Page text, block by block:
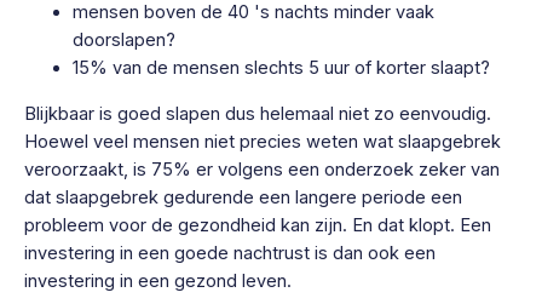
mensen boven de 40 's nachts minder vaak
doorslapen?
15% van de mensen slechts 5 uur of korter slaapt?
Blijkbaar is goed slapen dus helemaal niet zo eenvoudig.
Hoewel veel mensen niet precies weten wat slaapgebrek
veroorzaakt, is 75% er volgens een onderzoek zeker van
dat slaapgebrek gedurende een langere periode een
probleem voor de gezondheid kan zijn. En dat klopt. Een
investering in een goede nachtrust is dan ook een
investering in een gezond leven.